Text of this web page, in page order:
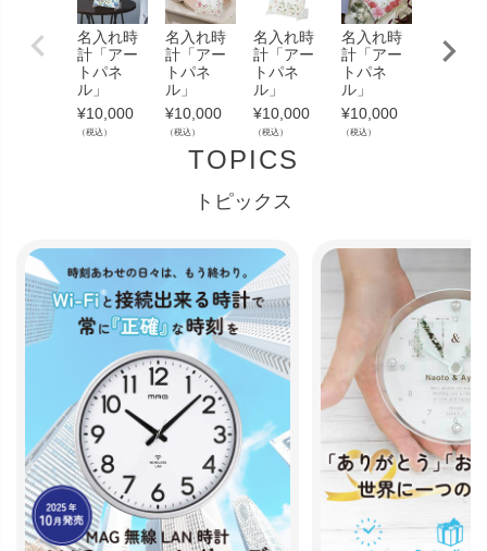
名入れ時
計「アー
トパネ
ル」
¥10,000
（税込）
名入れ時
計「アー
トパネ
ル」
¥10,000
（税込）
名入れ時
計「アー
トパネ
ル」
¥10,000
（税込）
名入れ時
計「アー
トパネ
ル」
¥10,000
（税込）
名入れ
計「ア
TOPICS
トピックス